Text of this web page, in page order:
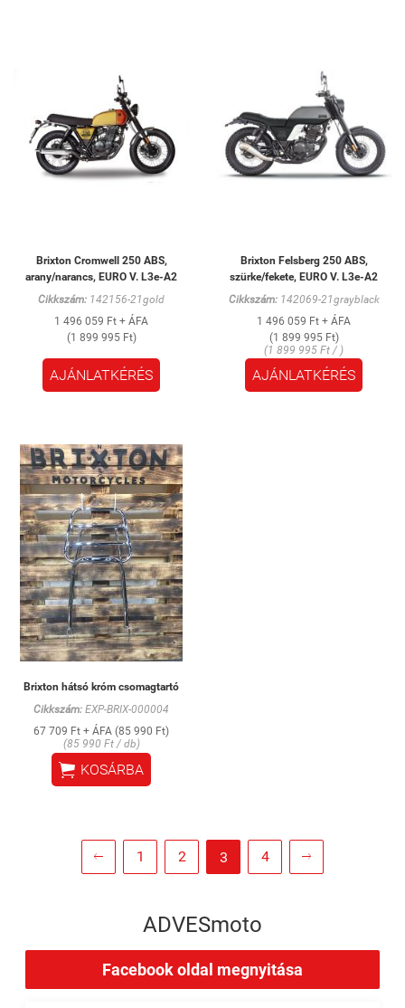
Brixton Cromwell 250 ABS,
arany/narancs, EURO V. L3e-A2
Cikkszám: 142156-21gold
1 496 059 Ft + ÁFA
(1 899 995 Ft)
AJÁNLATKÉRÉS
Brixton Felsberg 250 ABS,
szürke/fekete, EURO V. L3e-A2
Cikkszám:142069-21grayblack
1 496 059 Ft + ÁFA
(1 899 995 Ft)
(1 899 995 Ft / )
AJÁNLATKÉRÉS
Brixton hátsó króm csomagtartó
Cikkszám: EXP-BRIX-000004
67 709 Ft + ÁFA (85 990 Ft)
(85 990 Ft / db)
 KOSÁRBA
 1 2 3 4 
ADVESmoto
Facebook oldal megnyitása